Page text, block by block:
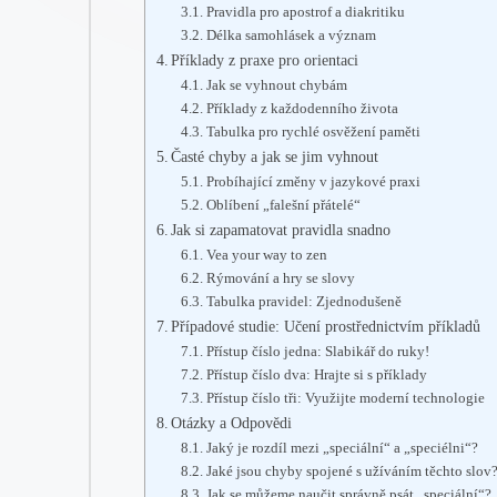
Pravidla pro apostrof a diakritiku
Délka samohlásek a význam
Příklady z praxe pro orientaci
Jak se vyhnout chybám
Příklady z každodenního života
Tabulka pro rychlé osvěžení paměti
Časté chyby a jak se jim vyhnout
Probíhající změny v jazykové praxi
Oblíbení „falešní přátelé“
Jak si zapamatovat pravidla snadno
Vea your way to zen
Rýmování a hry se slovy
Tabulka pravidel: Zjednodušeně
Případové studie: Učení prostřednictvím příkladů
Přístup číslo jedna: Slabikář do ruky!
Přístup číslo dva: Hrajte si s příklady
Přístup číslo tři: Využijte moderní technologie
Otázky a Odpovědi
Jaký je rozdíl mezi „speciální“ a „speciélni“?
Jaké jsou chyby spojené s užíváním těchto slov?